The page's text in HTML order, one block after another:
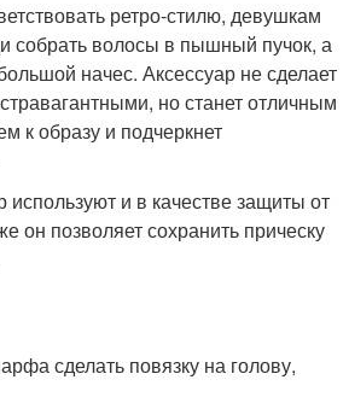
ретро-стилю, девушкам
собрать волосы в пышный пучок, а
начес. Аксессуар не сделает
но станет отличным
к образу и подчеркнет
используют и в качестве защиты от
он позволяет сохранить прическу
сделать повязку на голову,